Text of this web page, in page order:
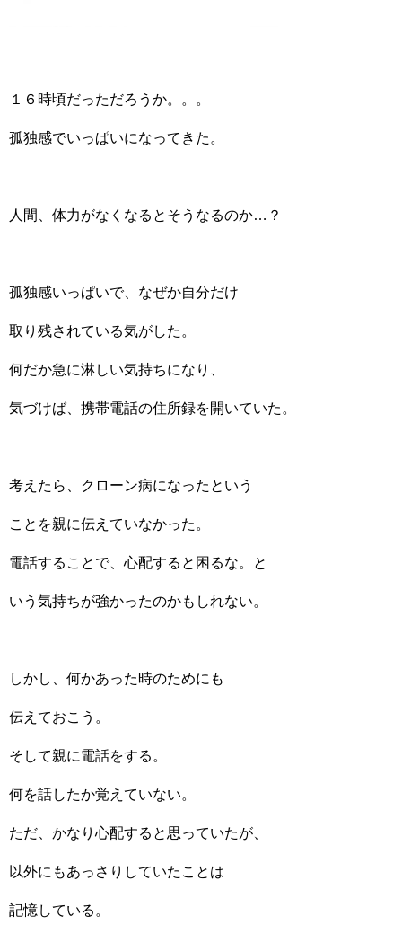
１６時頃だっただろうか。。。
孤独感でいっぱいになってきた。
人間、体力がなくなるとそうなるのか…？
孤独感いっぱいで、なぜか自分だけ
取り残されている気がした。
何だか急に淋しい気持ちになり、
気づけば、携帯電話の住所録を開いていた。
考えたら、クローン病になったという
ことを親に伝えていなかった。
電話することで、心配すると困るな。と
いう気持ちが強かったのかもしれない。
しかし、何かあった時のためにも
伝えておこう。
そして親に電話をする。
何を話したか覚えていない。
ただ、かなり心配すると思っていたが、
以外にもあっさりしていたことは
記憶している。